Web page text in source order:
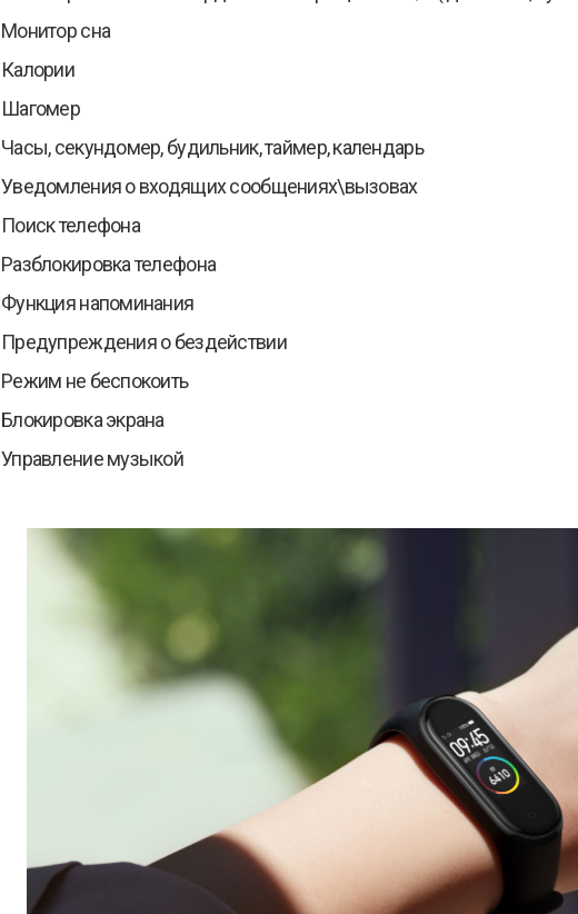
Монитор сна
Калории
Шагомер
Часы, секундомер, будильник, таймер, календарь
Уведомления о входящих сообщениях\вызовах
Поиск телефона
Разблокировка телефона
Функция напоминания
Предупреждения о бездействии
Режим не беспокоить
Блокировка экрана
Управление музыкой